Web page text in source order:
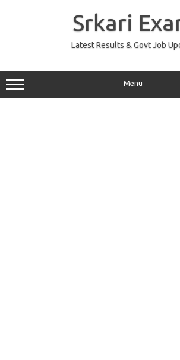
Srkari
Latest Results & Govt Job
Menu